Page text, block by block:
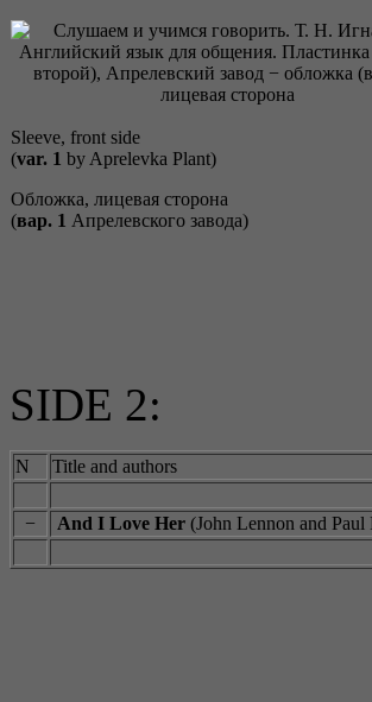
Sleeve, front side
(var. 1 by Aprelevka Plant)
Обложка, лицевая сторона
(вар. 1 Апрелевского завода)
SIDE 2:
N Title and authors
− And I Love Her (John Lennon and